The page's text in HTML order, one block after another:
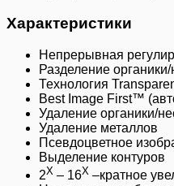
Характеристики
Непрерывная
Разделение
Технология
Best Image First™
Удаление органики/
Удаление металлов
Псевдоцветное
Выделение контуров
2X – 16X –кратное